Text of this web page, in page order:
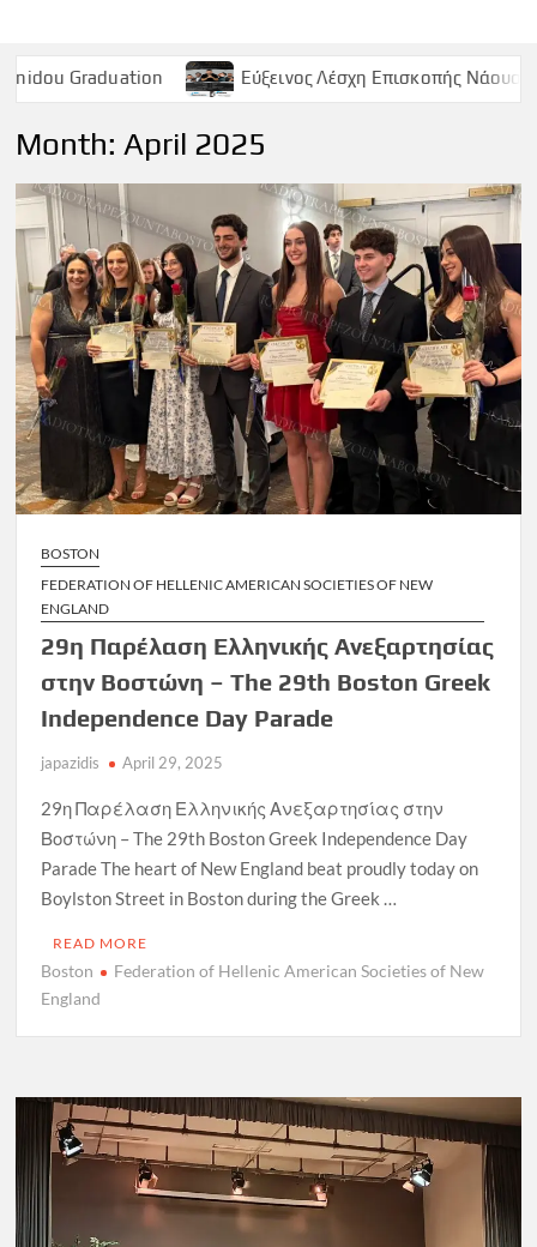
Εύξεινος Λέσχη Επισκοπής Νάουσας – Παρασκευή
Month: April 2025
BOSTON
FEDERATION OF HELLENIC AMERICAN SOCIETIES OF NEW
ENGLAND
29η Παρέλαση Ελληνικής Ανεξαρτησίας
στην Βοστώνη – The 29th Boston Greek
Independence Day Parade
japazidis April 29, 2025
29η Παρέλαση Ελληνικής Ανεξαρτησίας στην
Βοστώνη – The 29th Boston Greek Independence Day
Parade The heart of New England beat proudly today on
Boylston Street in Boston during the Greek …
READ MORE
Boston
Federation of Hellenic American Societies of New
England